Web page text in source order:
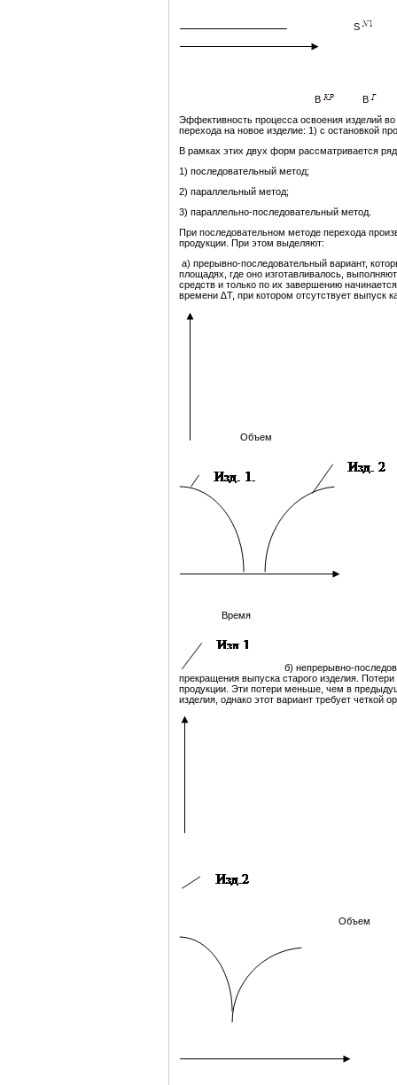
S
В
В
Эффективность процесса освоения изделий
перехода на новое изделие: 1) с остановкой
В рамках этих двух форм рассматривается
1) последовательный метод;
2) параллельный метод;
3) параллельно-последовательный метод.
При последовательном методе перехода
продукции. При этом выделяют:
а) прерывно-последовательный вариант,
площадях, где оно изготавливалось,
средств и только по их завершению
времени ∆Т, при котором отсутствует выпуск
Объем
Время
б) непрерывно-
прекращения выпуска старого изделия.
продукции. Эти потери меньше, чем в
изделия, однако этот вариант требует
Объем